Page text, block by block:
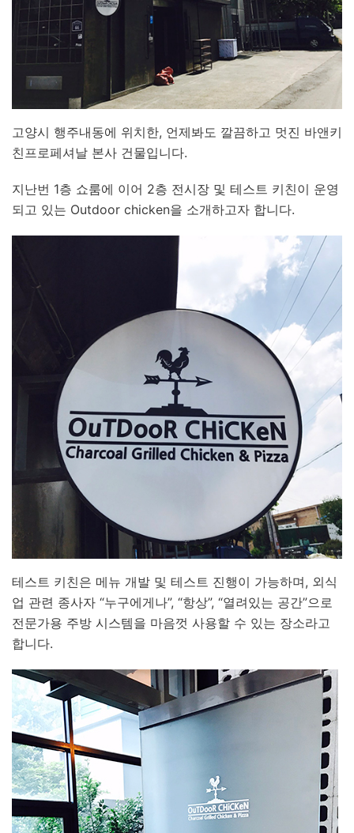
고양시 행주내동에 위치한, 언제봐도 깔끔하고 멋진 바앤키
친프로페셔날 본사 건물입니다.
지난번 1층 쇼룸에 이어 2층 전시장 및 테스트 키친이 운영
되고 있는 Outdoor chicken을 소개하고자 합니다.
테스트 키친은 메뉴 개발 및 테스트 진행이 가능하며, 외식
업 관련 종사자 “누구에게나”, “항상”, “열려있는 공간”으로
전문가용 주방 시스템을 마음껏 사용할 수 있는 장소라고
합니다.